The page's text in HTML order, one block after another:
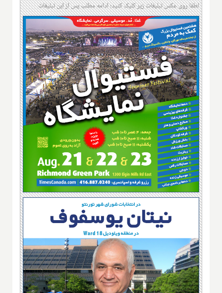
لطفا روی عکس تبلیغات زیر کلیک کنید؛ ادامه مطلب پس از این تبلیغات